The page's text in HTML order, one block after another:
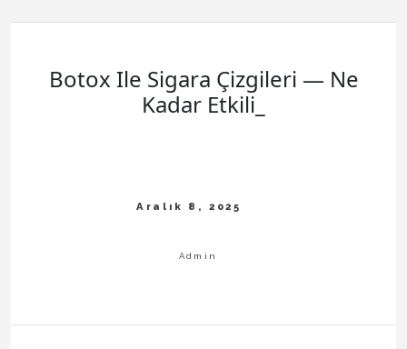
Botox Ile Sigara Çizgileri — Ne
Kadar Etkili_